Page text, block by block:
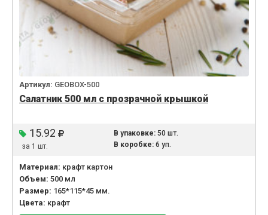
Артикул: GEOBOX-500
Салатник 500 мл с прозрачной крышкой
15.92
за 1 шт.
В упаковке:50 шт.
В коробке:6 уп.
Материал: крафт картон
Объем: 500 мл
Размер: 165*115*45 мм.
Цвета: крафт